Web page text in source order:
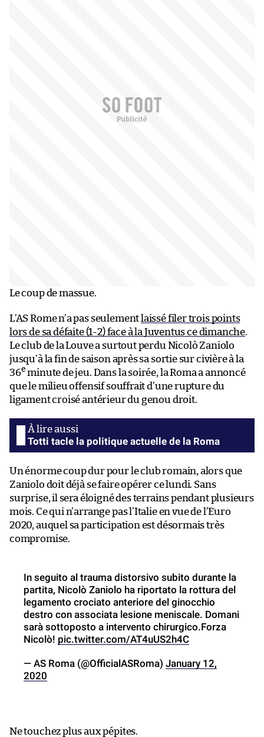
Le coup de massue.
L’AS Rome n’a pas seulement laissé filer trois points
lors de sa défaite (1-2) face à la Juventus ce dimanche.
Le club de la Louve a surtout perdu Nicolò Zaniolo
jusqu’à la fin de saison après sa sortie sur civière à la
36e minute de jeu. Dans la soirée, la Roma a annoncé
que le milieu offensif souffrait d’une rupture du
ligament croisé antérieur du genou droit.
Totti tacle la politique actuelle de la Roma
Un énorme coup dur pour le club romain, alors que
Zaniolo doit déjà se faire opérer ce lundi. Sans
surprise, il sera éloigné des terrains pendant plusieurs
mois. Ce qui n’arrange pas l’Italie en vue de l’Euro
2020, auquel sa participation est désormais très
compromise.
In seguito al trauma distorsivo subito durante la
partita, Nicolò Zaniolo ha riportato la rottura del
legamento crociato anteriore del ginocchio
destro con associata lesione meniscale. Domani
sarà sottoposto a intervento chirurgico.Forza
Nicolò! pic.twitter.com/AT4uUS2h4C
— AS Roma (@OfficialASRoma) January 12,
2020
Ne touchez plus aux pépites.